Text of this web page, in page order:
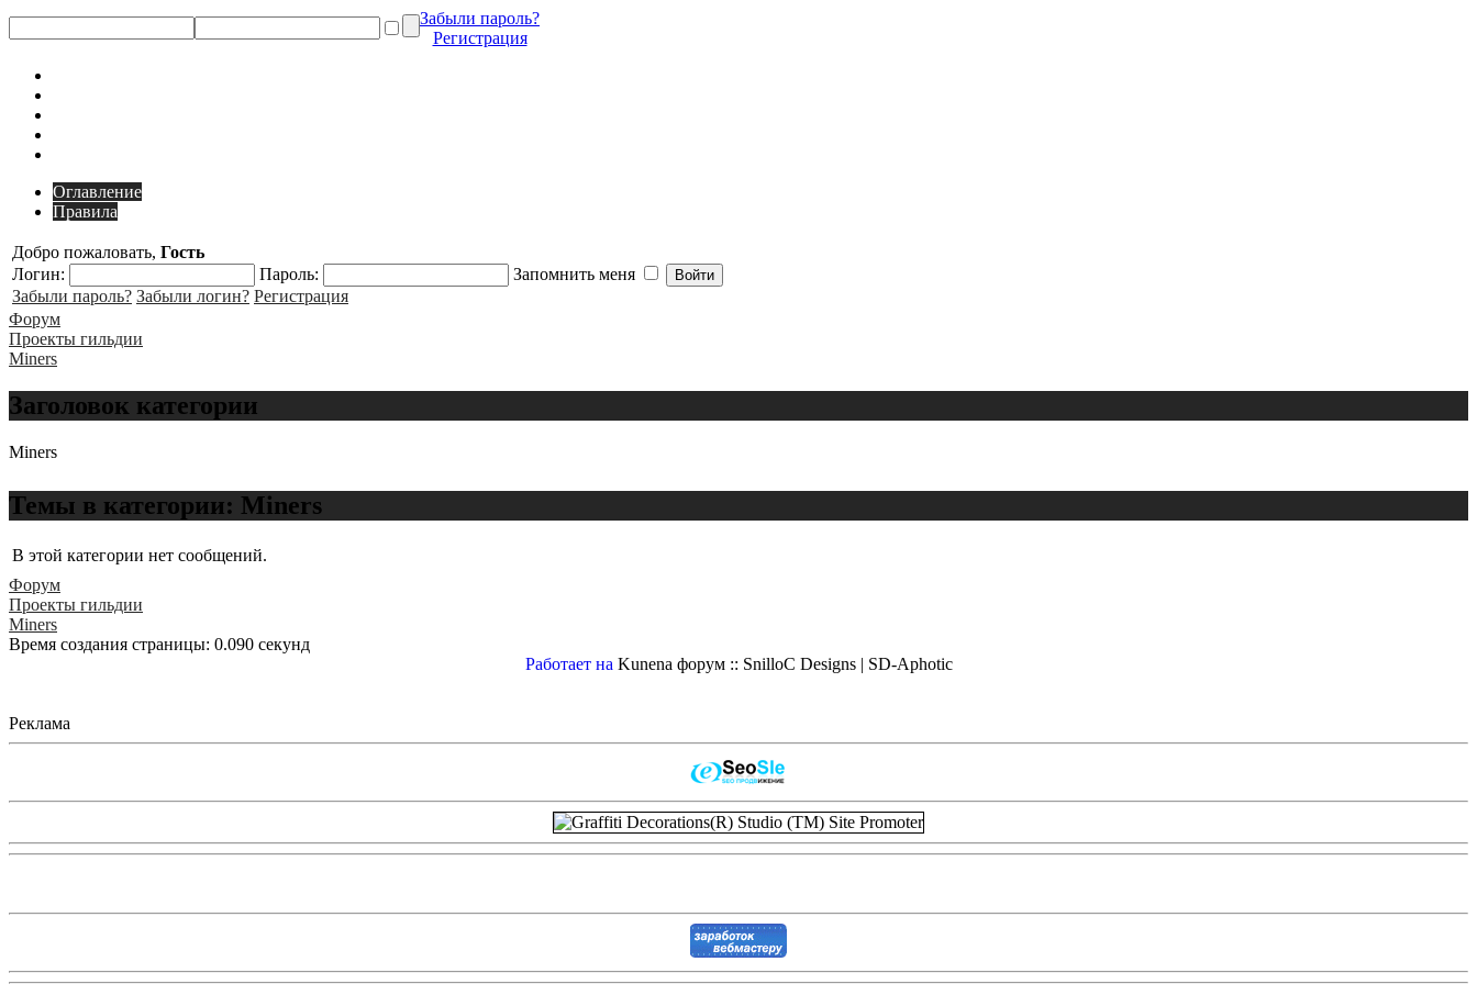
Забыли пароль?
Регистрация
Оглавление
Правила
Добро пожаловать, Гость
Логин:
Пароль:
Запомнить меня
Забыли пароль? Забыли логин? Регистрация
Форум
Проекты гильдии
Miners
Заголовок категории
Miners
Темы в категории: Miners
В этой категории нет сообщений.
Форум
Проекты гильдии
Miners
Время создания страницы: 0.090 секунд
Работает на Kunena форум :: SnilloC Designs | SD-Aphotic
Реклама